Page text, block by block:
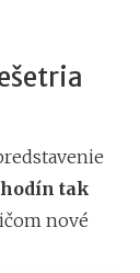
tak
nové